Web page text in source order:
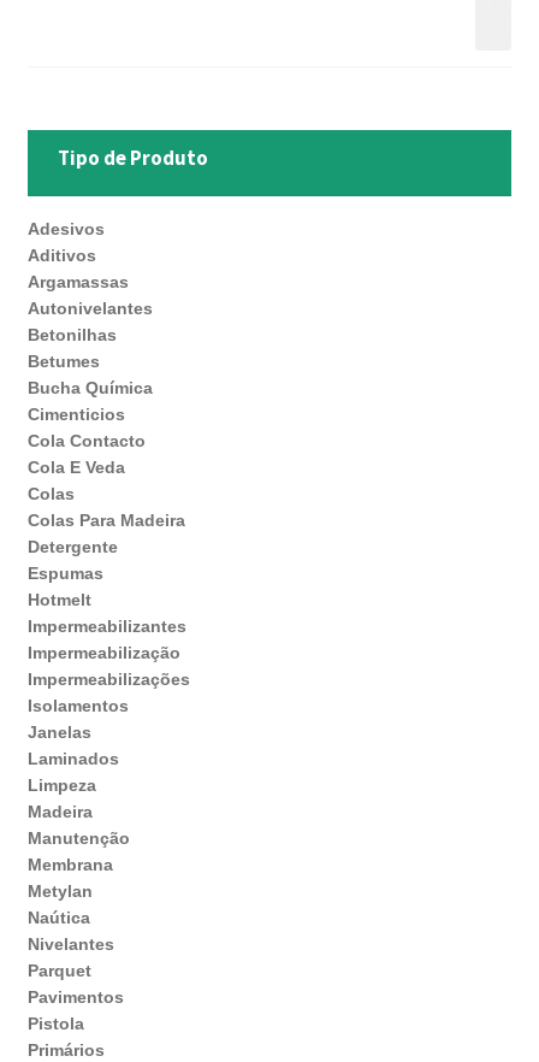
Tipo de Produto
Adesivos
Aditivos
Argamassas
Autonivelantes
Betonilhas
Betumes
Bucha Química
Cimenticios
Cola Contacto
Cola E Veda
Colas
Colas Para Madeira
Detergente
Espumas
Hotmelt
Impermeabilizantes
Impermeabilização
Impermeabilizações
Isolamentos
Janelas
Laminados
Limpeza
Madeira
Manutenção
Membrana
Metylan
Naútica
Nivelantes
Parquet
Pavimentos
Pistola
Primários